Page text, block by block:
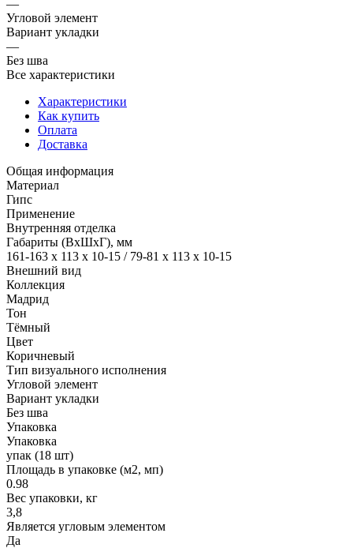
—
Угловой элемент
Вариант укладки
—
Без шва
Все характеристики
Характеристики
Как купить
Оплата
Доставка
Общая информация
Материал
Гипс
Применение
Внутренняя отделка
Габариты (ВхШхГ), мм
161-163 х 113 х 10-15 / 79-81 х 113 х 10-15
Внешний вид
Коллекция
Мадрид
Тон
Тёмный
Цвет
Коричневый
Тип визуального исполнения
Угловой элемент
Вариант укладки
Без шва
Упаковка
Упаковка
упак (18 шт)
Площадь в упаковке (м2, мп)
0.98
Вес упаковки, кг
3,8
Является угловым элементом
Да